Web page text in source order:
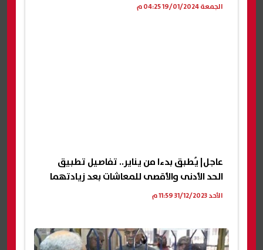
الجمعة 19/01/2024 04:25 م
عاجل| يُطبق بدءا من يناير.. تفاصيل تطبيق
الحد الأدنى والأقصى للمعاشات بعد زيادتهما
الأحد 31/12/2023 11:59 م